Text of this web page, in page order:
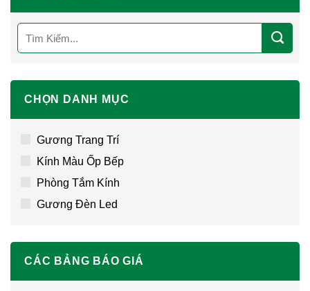
Tìm
kiếm:
CHỌN DANH MỤC
Gương Trang Trí
Kính Màu Ốp Bếp
Phòng Tắm Kính
Gương Đèn Led
CÁC BẢNG BÁO GIÁ